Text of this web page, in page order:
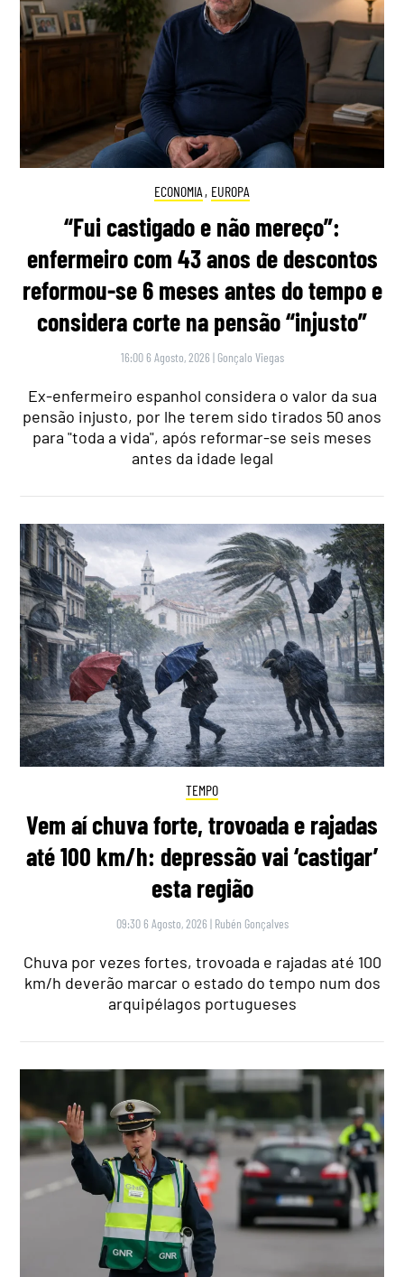
ECONOMIA , EUROPA
“Fui castigado e não mereço”:
enfermeiro com 43 anos de descontos
reformou-se 6 meses antes do tempo e
considera corte na pensão “injusto”
16:00 6 Agosto, 2026 | Gonçalo Viegas
Ex-enfermeiro espanhol considera o valor da sua
pensão injusto, por lhe terem sido tirados 50 anos
para "toda a vida", após reformar-se seis meses
antes da idade legal
TEMPO
Vem aí chuva forte, trovoada e rajadas
até 100 km/h: depressão vai ‘castigar’
esta região
09:30 6 Agosto, 2026 | Rubén Gonçalves
Chuva por vezes fortes, trovoada e rajadas até 100
km/h deverão marcar o estado do tempo num dos
arquipélagos portugueses